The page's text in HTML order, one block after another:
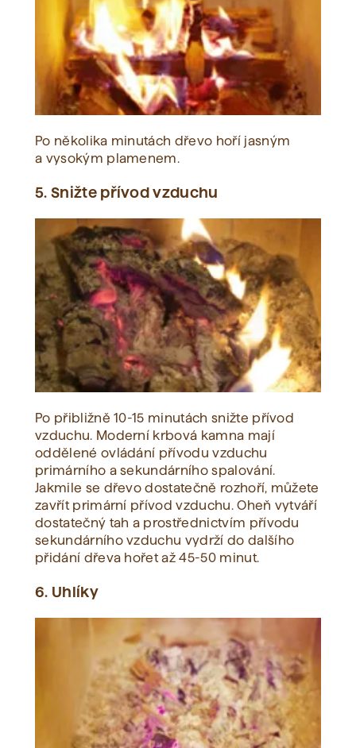
Po několika minutách dřevo hoří jasným
a vysokým plamenem.
5. Snižte přívod vzduchu
Po přibližně 10-15 minutách snižte přívod
vzduchu. Moderní krbová kamna mají
oddělené ovládání přívodu vzduchu
primárního a sekundárního spalování.
Jakmile se dřevo dostatečně rozhoří, můžete
zavřít primární přívod vzduchu. Oheň vytváří
dostatečný tah a prostřednictvím přívodu
sekundárního vzduchu vydrží do dalšího
přidání dřeva hořet až 45-50 minut.
6. Uhlíky